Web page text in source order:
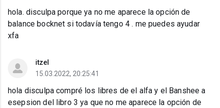
hola. disculpa porque ya no me aparece la opción de
balance bocknet si todavía tengo 4 . me puedes ayudar
xfa
itzel
15.03.2022, 20:25:41
hola disculpa compré los libres de el alfa y el Banshee a
esepsion del libro 3 ya que no me aparece la opción de